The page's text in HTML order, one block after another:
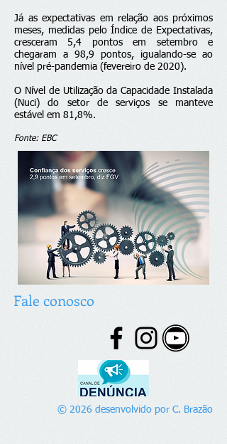
Já as expectativas em relação aos próximos
meses, medidas pelo Índice de Expectativas,
cresceram 5,4 pontos em setembro e
chegaram a 98,9 pontos, igualando-se ao
nível pré-pandemia (fevereiro de 2020).
O Nível de Utilização da Capacidade Instalada
(Nuci) do setor de serviços se manteve
estável em 81,8%.
Fonte: EBC
Fale conosco
© 2026 desenvolvido por C. Brazão